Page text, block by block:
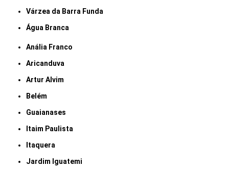
Várzea da Barra Funda
Água Branca
Anália Franco
Aricanduva
Artur Alvim
Belém
Guaianases
Itaim Paulista
Itaquera
Jardim Iguatemi